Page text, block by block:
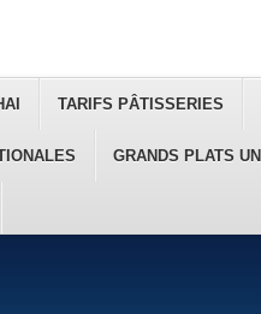
TARIFS PÂTISSERIES
GRANDS PLATS